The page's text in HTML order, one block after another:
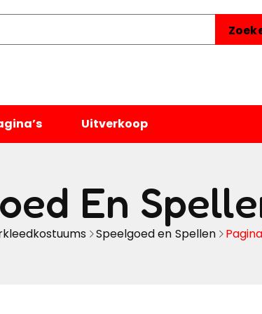
Uitverkoop
En
Speelgoed en Spellen Pagina